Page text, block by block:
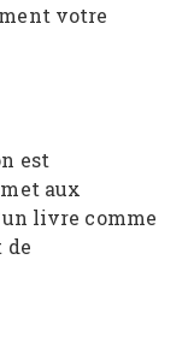
votre
est
aux
livre comme
de